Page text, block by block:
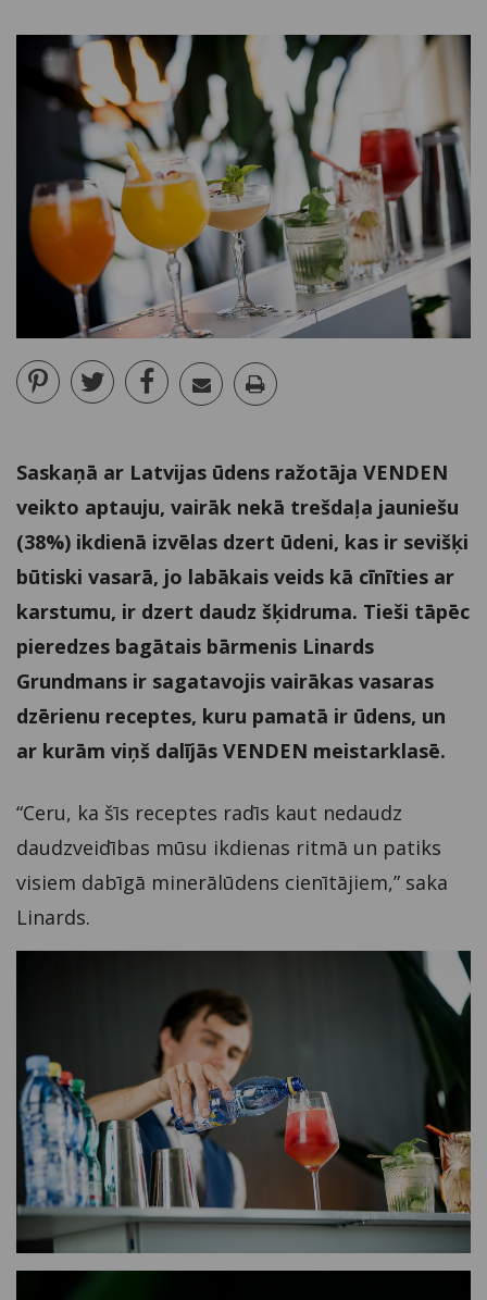
Saskaņā ar Latvijas ūdens ražotāja VENDEN
veikto aptauju, vairāk nekā trešdaļa jauniešu
(38%) ikdienā izvēlas dzert ūdeni, kas ir sevišķi
būtiski vasarā, jo labākais veids kā cīnīties ar
karstumu, ir dzert daudz šķidruma. Tieši tāpēc
pieredzes bagātais bārmenis Linards
Grundmans ir sagatavojis vairākas vasaras
dzērienu receptes, kuru pamatā ir ūdens, un
ar kurām viņš dalījās VENDEN meistarklasē.
“Ceru, ka šīs receptes radīs kaut nedaudz
daudzveidības mūsu ikdienas ritmā un patiks
visiem dabīgā minerālūdens cienītājiem,” saka
Linards.